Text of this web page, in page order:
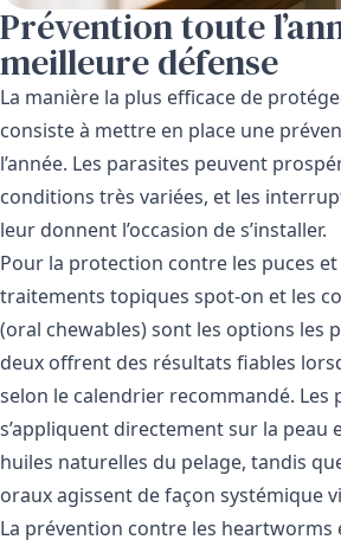
Prévention toute
meilleure défense
La manière la plus efficace de
consiste à mettre en place une
l’année. Les parasites peuvent
conditions très variées, et les
leur donnent l’occasion de s’installer.
Pour la protection contre les puces
traitements topiques spot-on et les
(oral chewables) sont les options les
deux offrent des résultats fiables
selon le calendrier recommandé. Les
s’appliquent directement sur la peau
huiles naturelles du pelage, tandis
oraux agissent de façon systémique
La prévention contre les heartworms